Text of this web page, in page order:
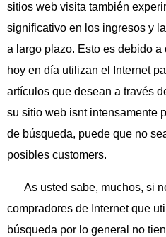
sitios web visita también
significativo en los ingresos y
a largo plazo. Esto es debido
hoy en día utilizan el Internet
artículos que desean a través
su sitio web isnt intensamente
de búsqueda, puede que no
posibles customers.
As usted sabe, muchos, si
compradores de Internet que
búsqueda por lo general no